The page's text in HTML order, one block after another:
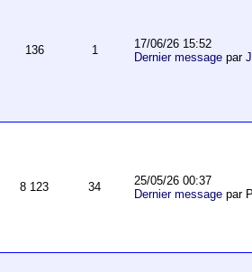
136 1
17/06/26 15:52
Dernier messagepar
8 123 34
25/05/26 00:37
Dernier messagepar